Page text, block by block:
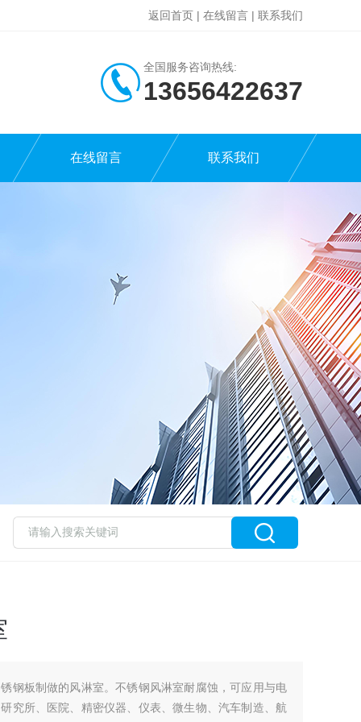
返回首页 | 在线留言 | 联系我们
全国服务咨询热线:
13656422637
在线留言 联系我们
钢板制做的风淋室。不锈钢风淋室耐腐蚀，可应用与电
究所、医院、精密仪器、仪表、微生物、汽车制造、航